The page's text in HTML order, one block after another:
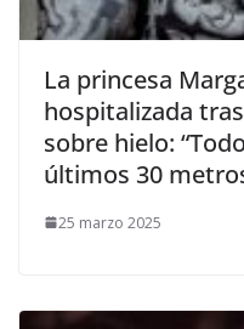
​La princesa
hospitalizada
sobre hielo:
últimos 30
25 marzo 2025